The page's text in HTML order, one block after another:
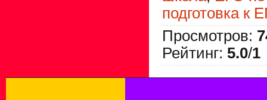
подготовка к
Просмотров:
Рейтинг: 5.0/1